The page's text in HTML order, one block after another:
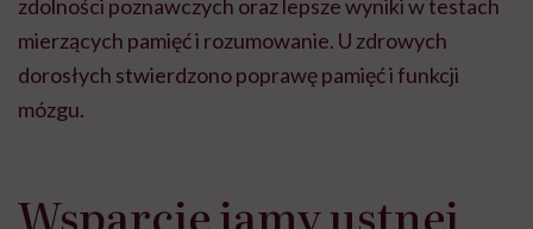
zdolności poznawczych oraz lepsze wyniki w testach
mierzących pamięć i rozumowanie. U zdrowych
dorosłych stwierdzono poprawę pamięć i funkcji
mózgu.
Wsparcie jamy ustnej